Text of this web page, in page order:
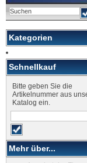
Kategorien
Schnellkauf
Bitte geben Sie die
Artikelnummer aus
Katalog ein.
Mehr über...